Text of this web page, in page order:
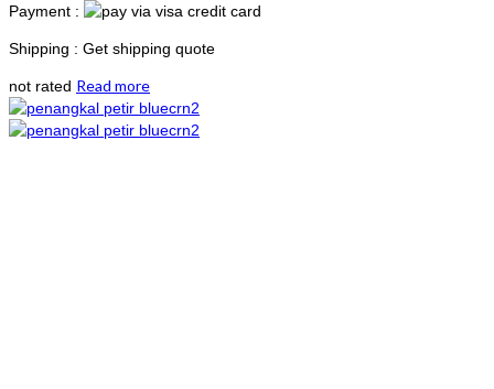
Payment :
Shipping : Get shipping quote
not rated Read more